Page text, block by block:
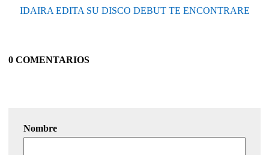
IDAIRA EDITA SU DISCO DEBUT TE ENCONTRARE
0 COMENTARIOS
Nombre